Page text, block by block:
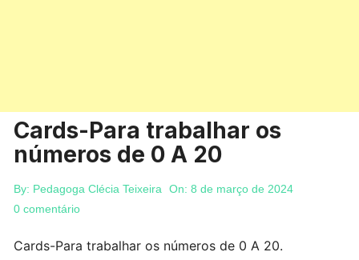
Cards-Para trabalhar os
números de 0 A 20
By: Pedagoga Clécia Teixeira On:8 de março de 2024
0 comentário
Cards-Para trabalhar os números de 0 A 20.